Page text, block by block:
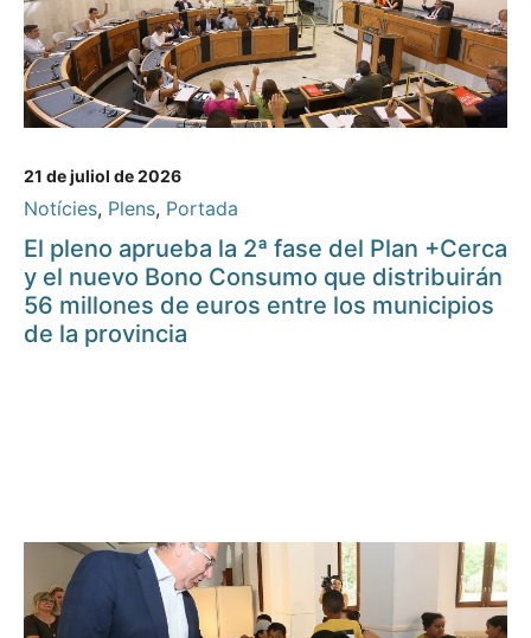
21 de juliol de 2026
Notícies, Plens, Portada
El pleno aprueba la 2ª fase del Plan +Cerca
y el nuevo Bono Consumo que distribuirán
56 millones de euros entre los municipios
de la provincia